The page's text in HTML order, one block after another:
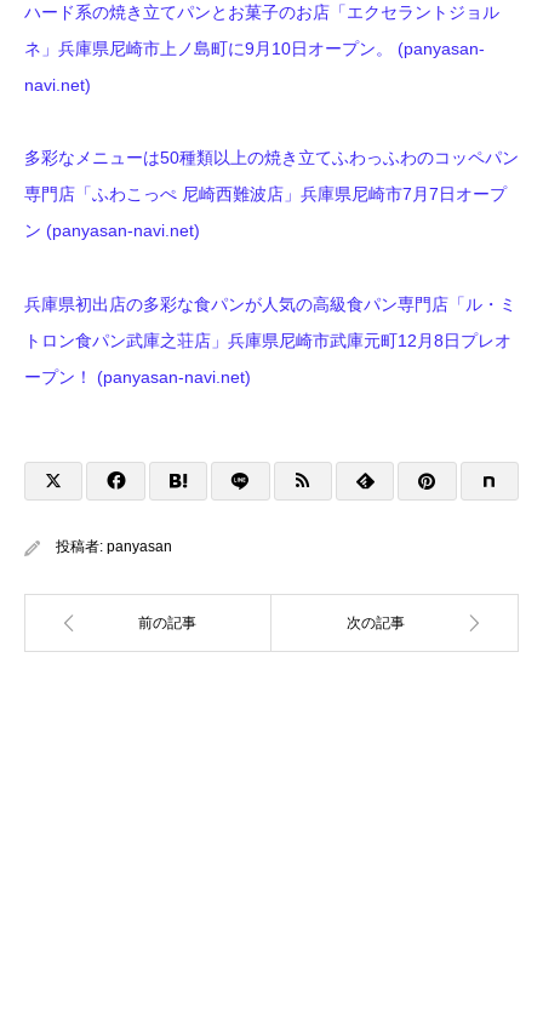
ハード系の焼き立てパンとお菓子のお店「エクセラントジョル
ネ」兵庫県尼崎市上ノ島町に9月10日オープン。 (panyasan-
navi.net)
多彩なメニューは50種類以上の焼き立てふわっふわのコッペパン
専門店「ふわこっぺ 尼崎西難波店」兵庫県尼崎市7月7日オープ
ン (panyasan-navi.net)
兵庫県初出店の多彩な食パンが人気の高級食パン専門店「ル・ミ
トロン食パン武庫之荘店」兵庫県尼崎市武庫元町12月8日プレオ
ープン！ (panyasan-navi.net)
投稿者: panyasan